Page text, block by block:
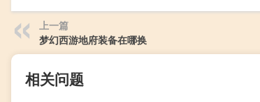
上一篇
梦幻西游地府装备在哪换
相关问题